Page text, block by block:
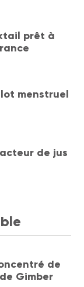
prêt à
menstruel
de jus
de
Gimber